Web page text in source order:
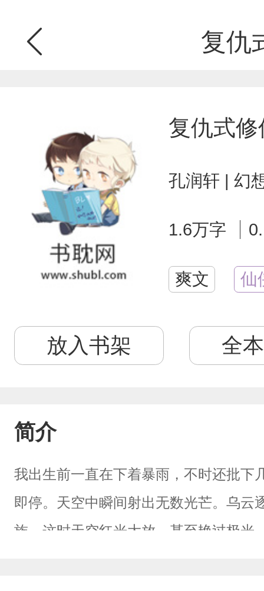
复仇
复仇式修
孔润轩 | 幻
1.6万字
爽文 仙
放入书架 全
简介
我出生前一直在下着暴雨，不时还批下
即停。天空中瞬间射出无数光芒。乌
族，这时天空红光大放，甚至艳过极光